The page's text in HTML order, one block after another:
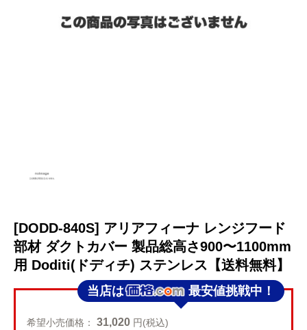
[DODD-840S] アリアフィーナ レンジフード
部材 ダクトカバー 製品総高さ900〜1100mm
用 Doditi(ドディチ) ステンレス【送料無料】
当店は 最安値挑戦中！
希望小売価格：31,020 円(税込)